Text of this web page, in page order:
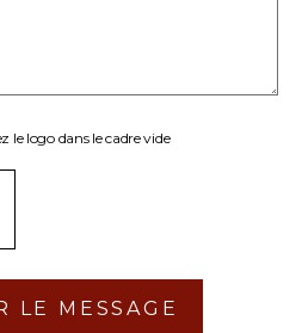
le logo dans le cadre vide
LE MESSAGE